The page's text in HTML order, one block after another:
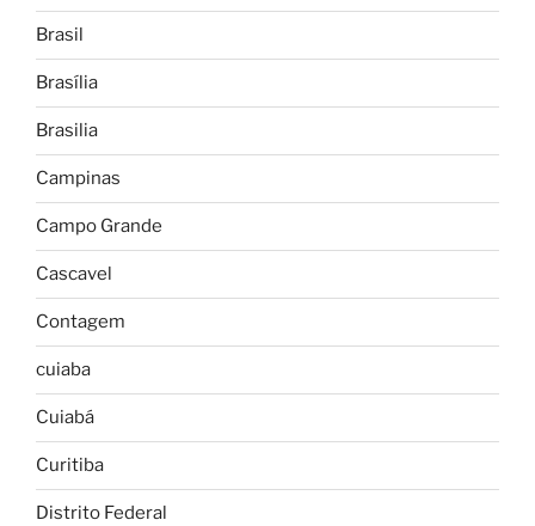
Brasil
Brasília
Brasilia
Campinas
Campo Grande
Cascavel
Contagem
cuiaba
Cuiabá
Curitiba
Distrito Federal